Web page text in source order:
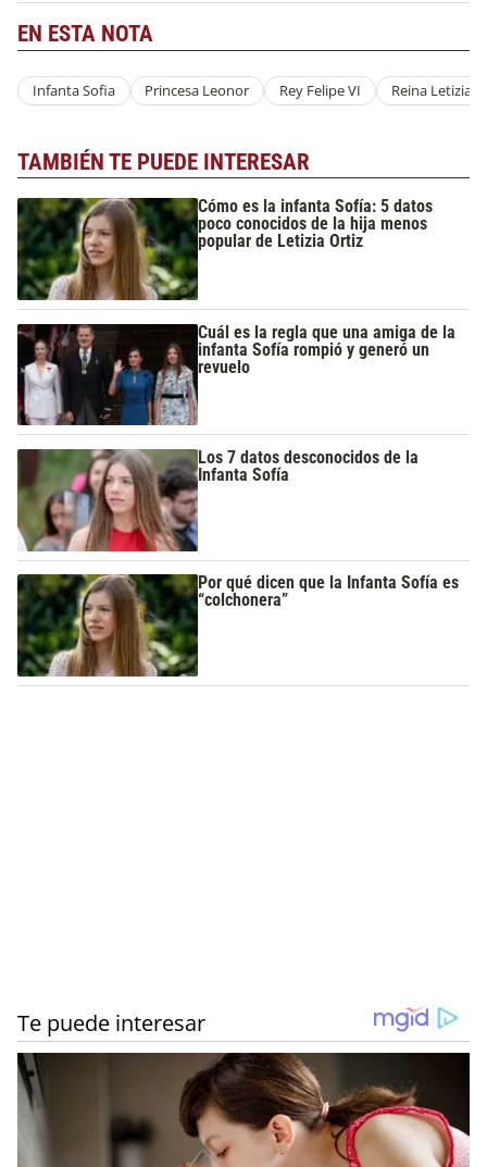
EN ESTA NOTA
Infanta Sofia Princesa Leonor Rey Felipe VI Reina Letizia
TAMBIÉN TE PUEDE INTERESAR
Cómo es la infanta Sofía: 5 datos
poco conocidos de la hija menos
popular de Letizia Ortiz
Cuál es la regla que una amiga de la
infanta Sofía rompió y generó un
revuelo
Los 7 datos desconocidos de la
Infanta Sofía
Por qué dicen que la Infanta Sofía es
“colchonera”